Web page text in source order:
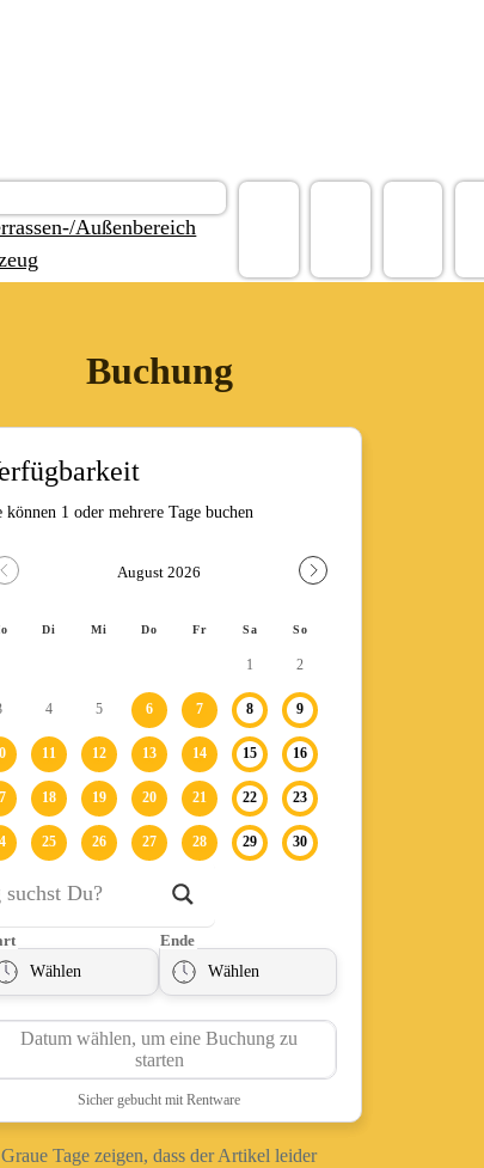
Außenbereich
Renovieren
Pflasterarbeiten
Gerüste/Hebebühnen
Reinigung
Buchung
Graue Tage zeigen, dass der Artikel leider